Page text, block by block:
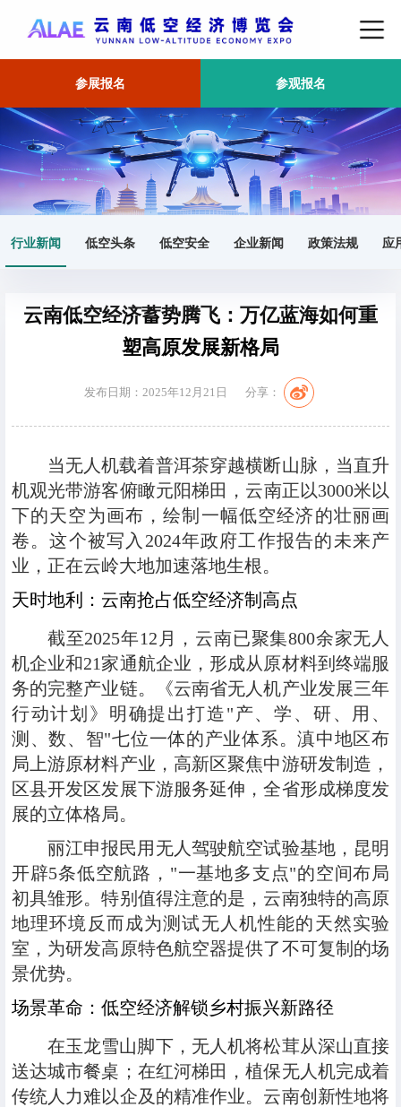
参展报名 参观报名
行业新闻 低空头条 低空安全 企业新闻 政策法规 应
首页 行业新闻 正文
云南低空经济蓄势腾飞：万亿蓝海如何重
塑高原发展新格局
发布日期：2025年12月21日 分享：
当无人机载着普洱茶穿越横断山脉，当直升
机观光带游客俯瞰元阳梯田，云南正以3000米以
下的天空为画布，绘制一幅低空经济的壮丽画
卷。这个被写入2024年政府工作报告的未来产
业，正在云岭大地加速落地生根。
天时地利：云南抢占低空经济制高点
截至2025年12月，云南已聚集800余家无人
机企业和21家通航企业，形成从原材料到终端服
务的完整产业链。《云南省无人机产业发展三年
行动计划》明确提出打造"产、学、研、用、
测、数、智"七位一体的产业体系。滇中地区布
局上游原材料产业，高新区聚焦中游研发制造，
区县开发区发展下游服务延伸，全省形成梯度发
展的立体格局。
丽江申报民用无人驾驶航空试验基地，昆明
开辟5条低空航路，"一基地多支点"的空间布局
初具雏形。特别值得注意的是，云南独特的高原
地理环境反而成为测试无人机性能的天然实验
室，为研发高原特色航空器提供了不可复制的场
景优势。
场景革命：低空经济解锁乡村振兴新路径
在玉龙雪山脚下，无人机将松茸从深山直接
送达城市餐桌；在红河梯田，植保无人机完成着
传统人力难以企及的精准作业。云南创新性地将